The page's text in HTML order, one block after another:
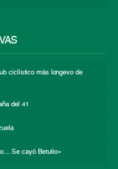
ciclístico más longevo de
del 41
Se cayó Betulio»